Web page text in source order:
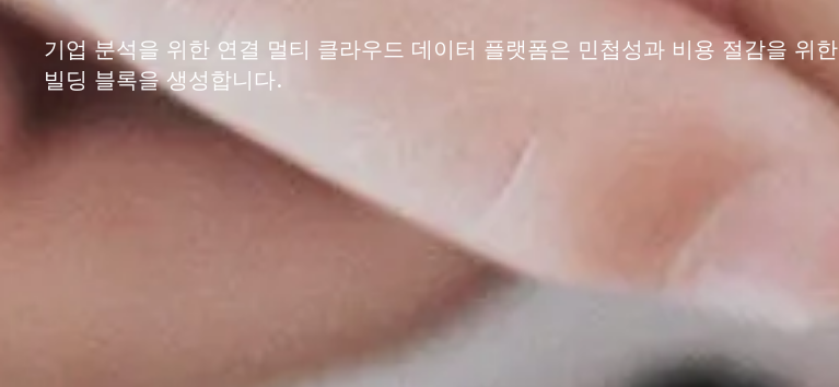
기업 분석을 위한 연결 멀티 클라우드 데이터 플랫폼은 민첩성과 비용 절감을 위한
빌딩 블록을 생성합니다.